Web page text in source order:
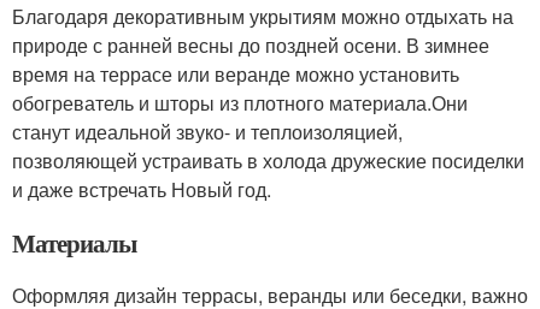
Благодаря декоративным укрытиям можно отдыхать на
природе с ранней весны до поздней осени. В зимнее
время на террасе или веранде можно установить
обогреватель и шторы из плотного материала.Они
станут идеальной звуко- и теплоизоляцией,
позволяющей устраивать в холода дружеские посиделки
и даже встречать Новый год.
Материалы
Оформляя дизайн террасы, веранды или беседки, важно